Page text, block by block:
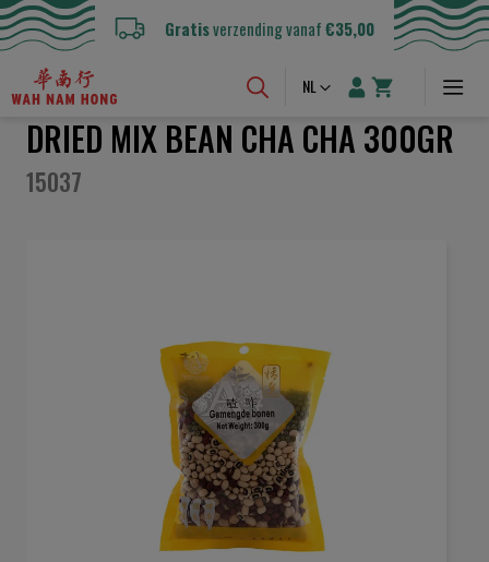
Gratisverzending vanaf€35,00
Taal
NL
DRIED MIX BEAN CHA CHA 300GR
15037